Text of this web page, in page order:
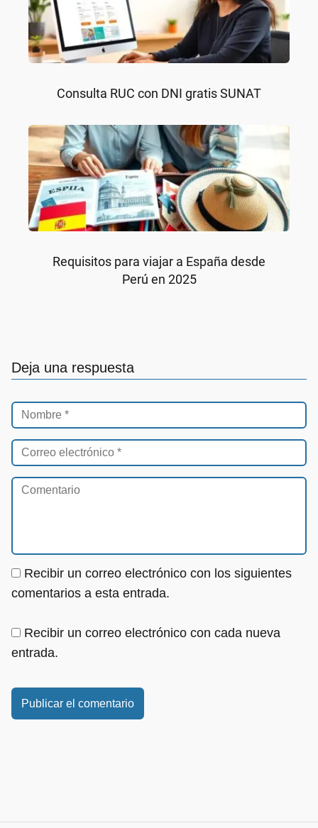
Consulta RUC con DNI gratis SUNAT
Requisitos para viajar a España desde
Perú en 2025
Deja una respuesta
Recibir un correo electrónico con los siguientes
comentarios a esta entrada.
Recibir un correo electrónico con cada nueva
entrada.